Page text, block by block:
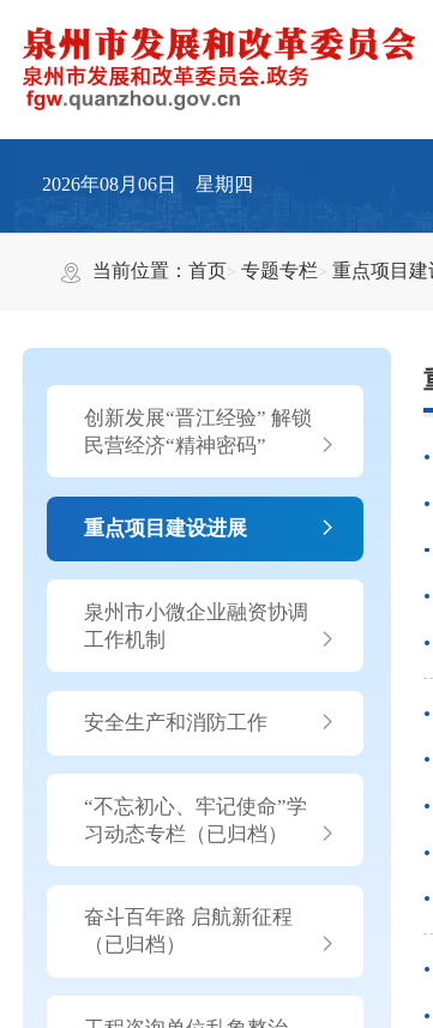
2026年08月06日 星期四
当前位置：首页 专题专栏 重点项目建
创新发展“晋江经验” 解锁
民营经济“精神密码”
重点项目建设进展
泉州市小微企业融资协调
工作机制
安全生产和消防工作
“不忘初心、牢记使命”学
习动态专栏（已归档）
奋斗百年路 启航新征程
（已归档）